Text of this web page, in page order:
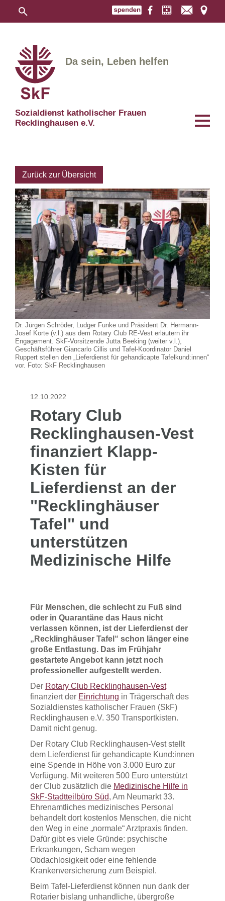
Sozialdienst katholischer Frauen
Recklinghausen e.V.
Da sein, Leben helfen
Zurück zur Übersicht
Dr. Jürgen Schröder, Ludger Funke und Präsident Dr. Hermann-
Josef Korte (v.l.) aus dem Rotary Club RE-Vest erläutern ihr
Engagement. SkF-Vorsitzende Jutta Beeking (weiter v.l.),
Geschäftsführer Giancarlo Cillis und Tafel-Koordinator Daniel
Ruppert stellen den „Lieferdienst für gehandicapte Tafelkund:innen“
vor. Foto: SkF Recklinghausen
12.10.2022
Rotary Club
Recklinghausen-Vest
finanziert Klapp-
Kisten für
Lieferdienst an der
"Recklinghäuser
Tafel" und
unterstützen
Medizinische Hilfe
Für Menschen, die schlecht zu Fuß sind
oder in Quarantäne das Haus nicht
verlassen können, ist der Lieferdienst der
„Recklinghäuser Tafel“ schon länger eine
große Entlastung. Das im Frühjahr
gestartete Angebot kann jetzt noch
professioneller aufgestellt werden.
Der Rotary Club Recklinghausen-Vest
finanziert der Einrichtung in Trägerschaft des
Sozialdienstes katholischer Frauen (SkF)
Recklinghausen e.V. 350 Transportkisten.
Damit nicht genug.
Der Rotary Club Recklinghausen-Vest stellt
dem Lieferdienst für gehandicapte Kund:innen
eine Spende in Höhe von 3.000 Euro zur
Verfügung. Mit weiteren 500 Euro unterstützt
der Club zusätzlich die Medizinische Hilfe in
SkF-Stadtteilbüro Süd, Am Neumarkt 33.
Ehrenamtliches medizinisches Personal
behandelt dort kostenlos Menschen, die nicht
den Weg in eine „normale“ Arztpraxis finden.
Dafür gibt es viele Gründe: psychische
Erkrankungen, Scham wegen
Obdachlosigkeit oder eine fehlende
Krankenversicherung zum Beispiel.
Beim Tafel-Lieferdienst können nun dank der
Rotarier bislang unhandliche, übergroße